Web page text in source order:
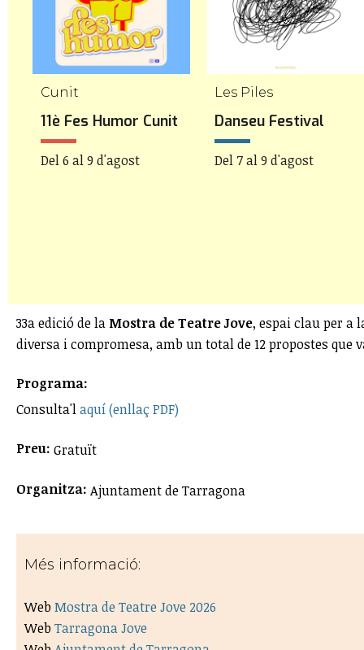
Cunit
11è Fes Humor Cunit
Del 6 al 9 d'agost
Les Piles
Danseu Festival
Del 7 al 9 d'agost
33a edició de la Mostra de Teatre Jove, espai clau per a
diversa i compromesa, amb un total de 12 propostes
Programa:
Consulta'laquí (enllaç PDF)
Preu: Gratuït
Organitza: Ajuntament de Tarragona
Més informació:
WebMostra de Teatre Jove 2026
WebTarragona Jove